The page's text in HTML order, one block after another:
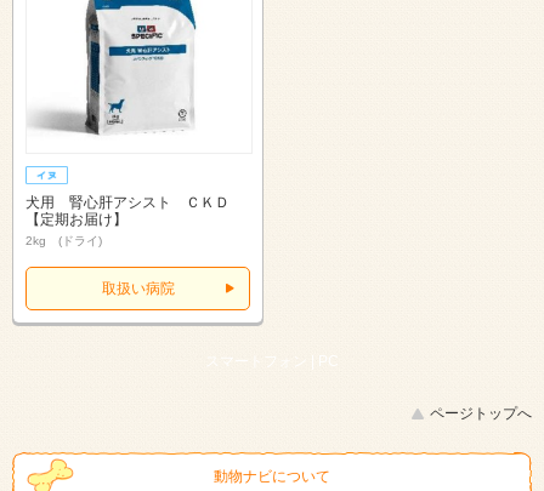
犬用 腎心肝アシスト ＣＫＤ
【定期お届け】
2kg (ドライ)
取扱い病院
スマートフォン | PC
ページトップへ
動物ナビについて